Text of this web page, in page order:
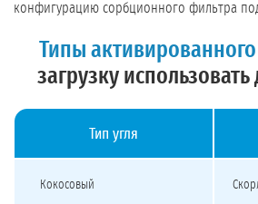
конфигурацию сорбционного фильтра
Типы активированного
загрузку
Тип угля
Кокосовый